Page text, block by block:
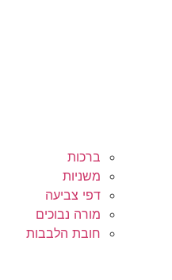
ברכות
משניות
דפי צביעה
מורה נבוכים
חובת הלבבות